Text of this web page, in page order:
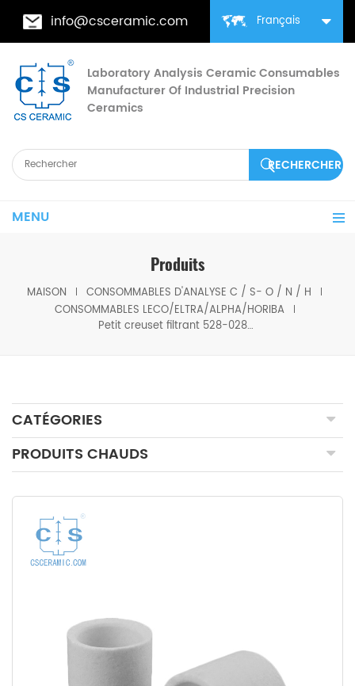
Français
info@csceramic.com
Laboratory Analysis Ceramic Consumables
Manufacturer Of Industrial Precision
Ceramics
MENU
Produits
MAISON
CONSOMMABLES D'ANALYSE C / S- O / N / H
CONSOMMABLES LECO/ELTRA/ALPHA/HORIBA
Petit creuset filtrant 528-028/528-028-500
CATÉGORIES
PRODUITS CHAUDS